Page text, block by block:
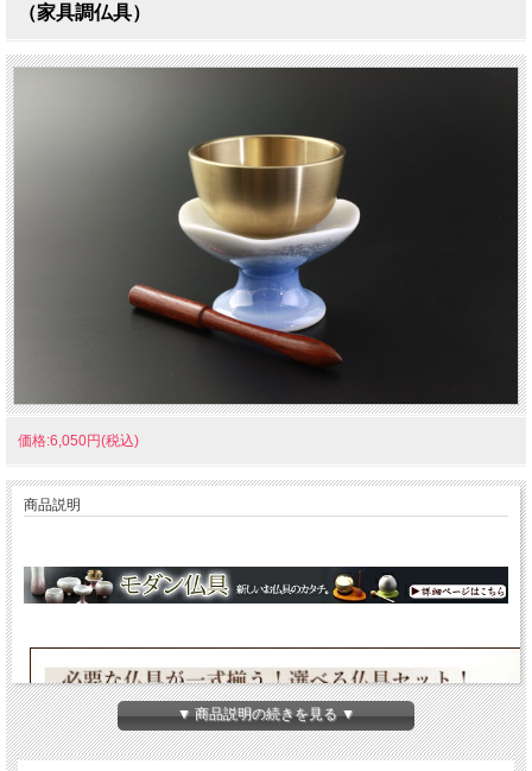
（家具調仏具）
価格:6,050円(税込)
商品説明
▼ 商品説明の続きを見る ▼